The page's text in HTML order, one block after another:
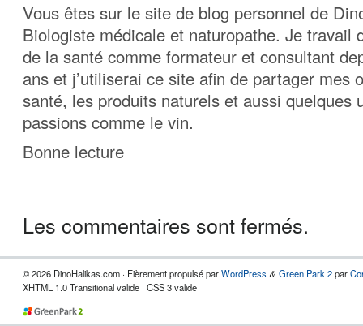
Vous êtes sur le site de blog personnel de
Biologiste médicale et naturopathe. Je travail
de la santé comme formateur et consultant
ans et j’utiliserai ce site afin de partager mes
santé, les produits naturels et aussi quelques
passions comme le vin.
Bonne lecture
Les commentaires sont fermés.
© 2026 DinoHalikas.com · Fièrement propulsé parWordPress & Green Park 2par
XHTML 1.0 Transitional valide | CSS 3 valide